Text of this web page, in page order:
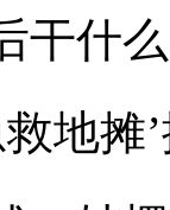
干什
地摊